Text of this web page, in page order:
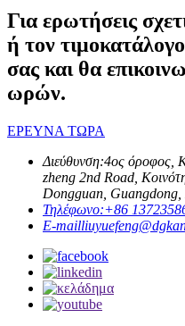
Για ερωτήσεις
ή τον
σας και θα
ωρών.
ΕΡΕΥΝΑ ΤΩΡΑ
Διεύθυνση:4ος όροφος,
zheng 2nd Road,
Dongguan, Guangdong,
Τηλέφωνο:+86
E-mail